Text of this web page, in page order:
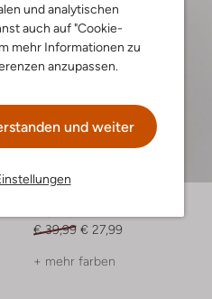
und analytischen
auch auf "Cookie-
mehr Informationen zu
anzupassen.
und weiter
€ 39,99 € 27,99
+ mehr farben